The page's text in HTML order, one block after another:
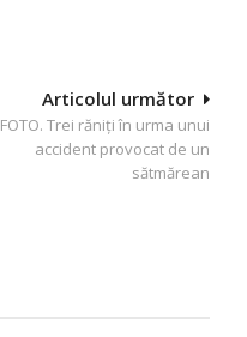
Articolul următor
FOTO. Trei răniți în urma unui
accident provocat de un
sătmărean